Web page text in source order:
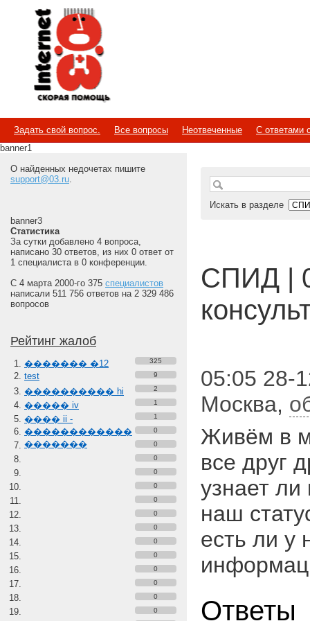
Internet
Скорая помощь
Задать свой вопрос. Все вопросы Неотвеченные
С ответами
banner1
О найденных недочетах пишите
support@03.ru.
banner3
Статистика
За сутки добавлено 4 вопроса,
написано 30 ответов, из них 0 ответ от
1 специалиста в 0 конференции.
С 4 марта 2000-го 375 специалистов
написали 511 756 ответов на 2 329 486
вопросов
Рейтинг жалоб
������� �12 325
test 9
���������� hi 2
����� iv 1
���� ii -
������������
�������
1
0
0
0
0
0
0
0
0
0
0
0
0
0
0
Искать в разделе
СПИД |
05:05 28-
Москва,
Живём в
все друг
узнает
наш
есть ли у
Ответы